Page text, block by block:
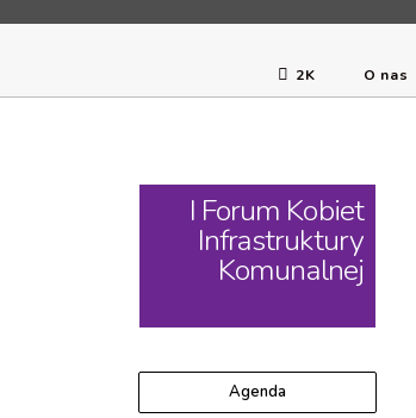
2K O nas
I Forum Kobiet
Infrastruktury
Komunalnej
Agenda